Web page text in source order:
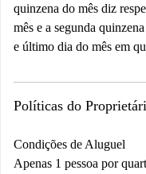
quinzena do mês diz
mês e a segunda
e último dia do mês em
Políticas do
Condições de Aluguel
Apenas 1 pessoa por